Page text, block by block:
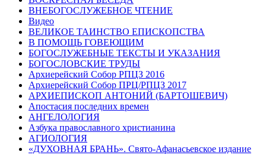
ВНЕБОГОСЛУЖЕБНОЕ ЧТЕНИЕ
Видео
ВЕЛИКОЕ ТАИНСТВО ЕПИСКОПСТВА
В ПОМОЩЬ ГОВЕЮЩИМ
БОГОСЛУЖЕБНЫЕ ТЕКСТЫ И УКАЗАНИЯ
БОГОСЛОВСКИЕ ТРУДЫ
Архиерейский Собор РПЦЗ 2016
Архиерейский Собор ПРЦ/РПЦЗ 2017
АРХИЕПИСКОП АНТОНИЙ (БАРТОШЕВИЧ)
Апостасия последних времен
АНГЕЛОЛОГИЯ
Азбука православного христианина
АГИОЛОГИЯ
«ДУХОВНАЯ БРАНЬ». Свято-Афанасьевское издание